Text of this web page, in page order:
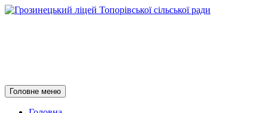
Пошук
Головне меню Перейти
до